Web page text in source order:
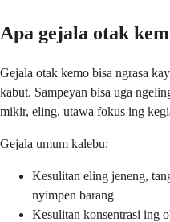
Apa gejala otak
Gejala otak kemo bisa ngrasa
kabut. Sampeyan bisa uga
mikir, eling, utawa fokus ing
Gejala umum kalebu:
Kesulitan eling jeneng,
nyimpen barang
Kesulitan konsentrasi ing